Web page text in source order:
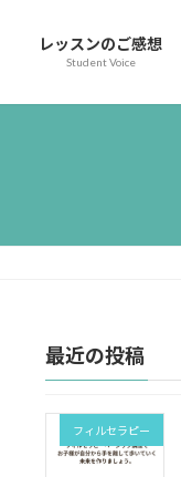
レッスンのご感想
Student Voice
最近の投稿
フィルセラピー